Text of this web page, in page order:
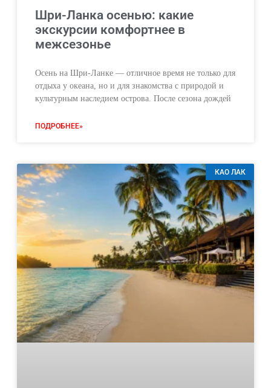
Шри-Ланка осенью: какие
экскурсии комфортнее в
межсезонье
Осень на Шри-Ланке — отличное время не только для
отдыха у океана, но и для знакомства с природой и
культурным наследием острова. После сезона дождей
ПОДРОБНЕЕ»
КАО ЛАК